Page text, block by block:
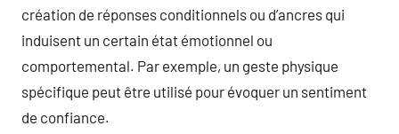
création de réponses conditionnels ou d’ancres qui
induisent un certain état émotionnel ou
comportemental. Par exemple, un geste physique
spécifique peut être utilisé pour évoquer un sentiment
de confiance.